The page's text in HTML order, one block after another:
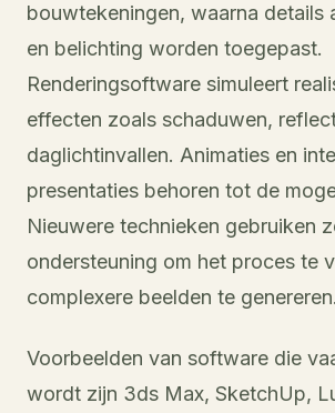
bouwtekeningen, waarna details
en belichting worden toegepast.
Renderingsoftware simuleert
effecten zoals schaduwen,
daglichtinvallen. Animaties en
presentaties behoren tot de
Nieuwere technieken gebruiken
ondersteuning om het proces te
complexere beelden te genereren.
Voorbeelden van software die
wordt zijn 3ds Max, SketchUp,